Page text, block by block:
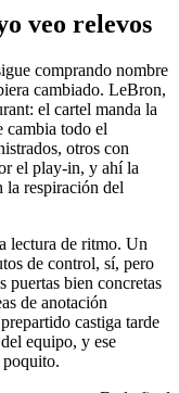
veo relevos
comprando nombre
cambiado. LeBron,
el cartel manda la
cambia todo el
otros con
el play-in, y ahí la
la respiración del
lectura de ritmo. Un
de control, sí, pero
puertas bien concretas
de anotación
castiga tarde
equipo, y ese
poquito.